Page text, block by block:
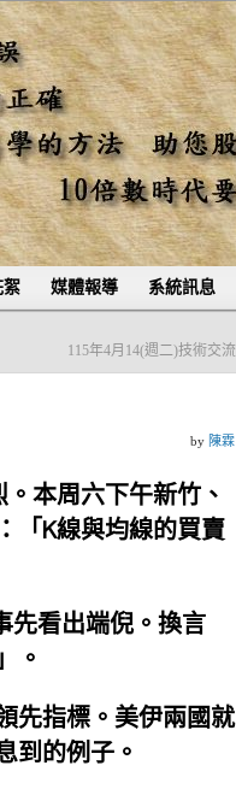
絮 媒體報導 系統訊息
115年4月14(週二)技術交流
by 陳霖
本周六下午新竹、
「K線與均線的買賣
先看出端倪。換言
。
先指標。美伊兩國就
到的例子。